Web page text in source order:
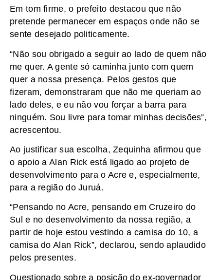
Em tom firme, o prefeito destacou que não
pretende permanecer em espaços onde não se
sente desejado politicamente.
“Não sou obrigado a seguir ao lado de quem não
me quer. A gente só caminha junto com quem
quer a nossa presença. Pelos gestos que
fizeram, demonstraram que não me queriam ao
lado deles, e eu não vou forçar a barra para
ninguém. Sou livre para tomar minhas decisões”,
acrescentou.
Ao justificar sua escolha, Zequinha afirmou que
o apoio a Alan Rick está ligado ao projeto de
desenvolvimento para o Acre e, especialmente,
para a região do Juruá.
“Pensando no Acre, pensando em Cruzeiro do
Sul e no desenvolvimento da nossa região, a
partir de hoje estou vestindo a camisa do 10, a
camisa do Alan Rick”, declarou, sendo aplaudido
pelos presentes.
Questionado sobre a posição do ex-governador